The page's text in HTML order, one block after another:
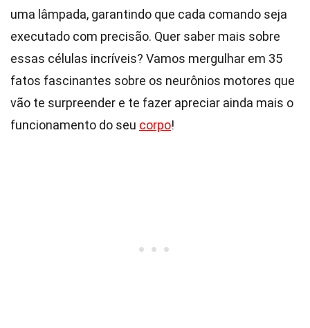
uma lâmpada, garantindo que cada comando seja
executado com precisão. Quer saber mais sobre
essas células incríveis? Vamos mergulhar em 35
fatos fascinantes sobre os neurônios motores que
vão te surpreender e te fazer apreciar ainda mais o
funcionamento do seu corpo!